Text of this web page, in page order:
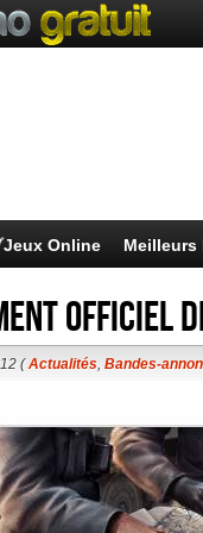
Jeux Online Meilleurs
officiel
(Actualités, Bandes-